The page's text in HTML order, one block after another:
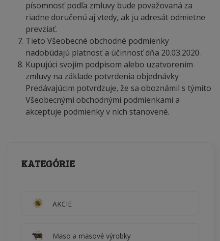
písomnosť podľa zmluvy bude považovaná za
riadne doručenú aj vtedy, ak ju adresát odmietne
prevziať.
Tieto Všeobecné obchodné podmienky
nadobúdajú platnosť a účinnosť dňa 20.03.2020.
Kupujúci svojím podpisom alebo uzatvorením
zmluvy na základe potvrdenia objednávky
Predávajúcim potvrdzuje, že sa oboznámil s týmito
Všeobecnými obchodnými podmienkami a
akceptuje podmienky v nich stanovené.
KATEGÓRIE
AKCIE
Mäso a mäsové výrobky